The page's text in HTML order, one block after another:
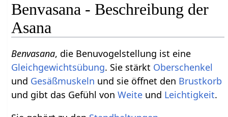
Benvasana - Beschreibung der
Asana
Benvasana, die Benuvogelstellung ist eine
Gleichgewichtsübung. Sie stärkt Oberschenkel
und Gesäßmuskeln und sie öffnet den Brustkorb
und gibt das Gefühl vonWeite und Leichtigkeit.